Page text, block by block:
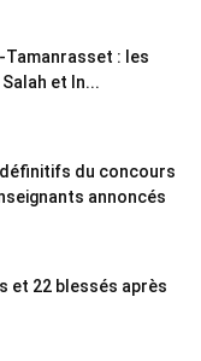
: les
et In...
du concours
annoncés
et 22 blessés après